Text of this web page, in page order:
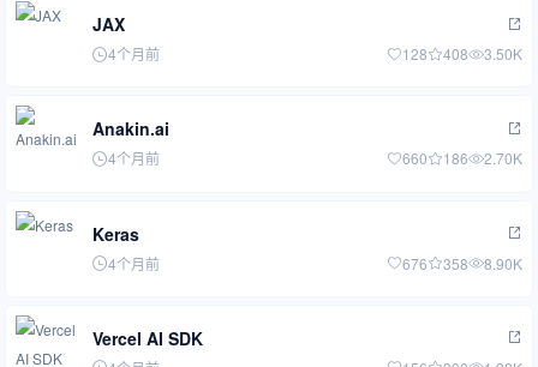
JAX
4个月前 128 408 3.50K
Anakin.ai
4个月前 660 186 2.70K
Keras
4个月前 676 358 8.90K
Vercel AI SDK